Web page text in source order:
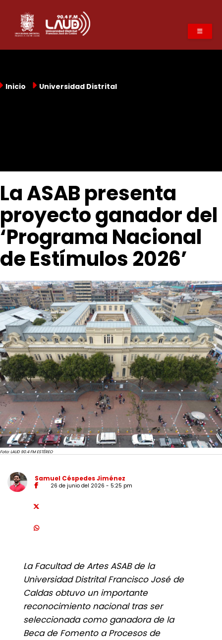
contenido
principal
Inicio Universidad Distrital
La ASAB presenta
proyecto ganador del
‘Programa Nacional
de Estímulos 2026’
Foto: LAUD 90.4 FM ESTÉREO
Samuel Céspedes Jiménez
26 de junio del 2026 - 5:25 pm
La Facultad de Artes ASAB de la
Universidad Distrital Francisco José de
Caldas obtuvo un importante
reconocimiento nacional tras ser
seleccionada como ganadora de la
Beca de Fomento a Procesos de